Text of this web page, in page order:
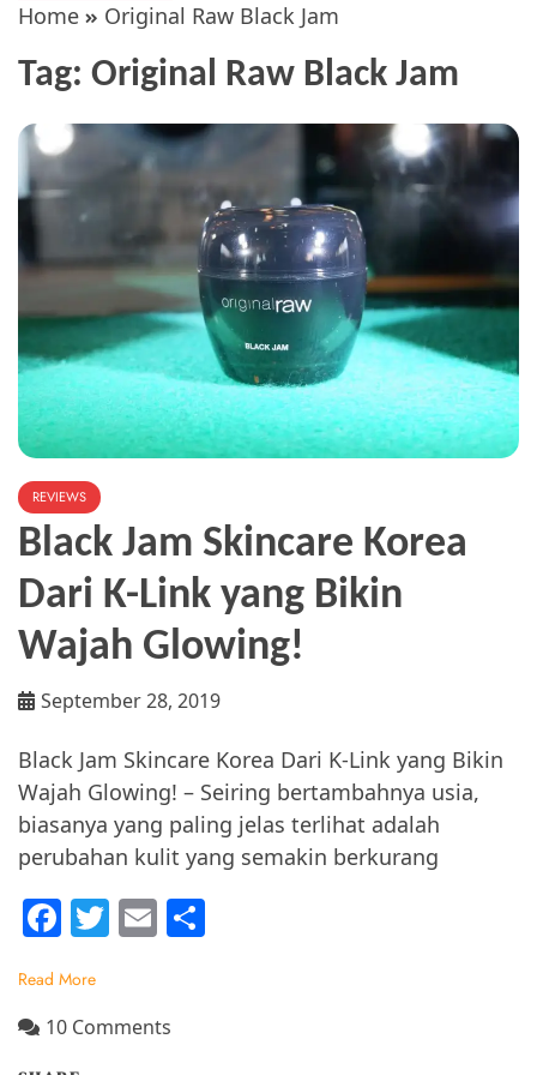
Home
Original Raw Black Jam
Tag: Original Raw Black Jam
REVIEWS
Black Jam Skincare Korea
Dari K-Link yang Bikin
Wajah Glowing!
September 28, 2019
Black Jam Skincare Korea Dari K-Link yang Bikin
Wajah Glowing! – Seiring bertambahnya usia,
biasanya yang paling jelas terlihat adalah
perubahan kulit yang semakin berkurang
F
c
e
T
er
E
l
Read More
10 Comments